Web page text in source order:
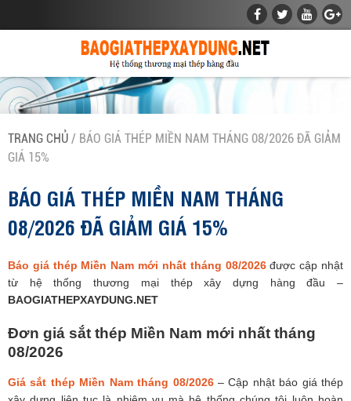
TRANG CHỦ / BÁO GIÁ THÉP MIỀN NAM THÁNG 08/2026 ĐÃ GIẢM
GIÁ 15%
BÁO GIÁ THÉP MIỀN NAM THÁNG
08/2026 ĐÃ GIẢM GIÁ 15%
Báo giá thép Miền Nam mới nhất tháng 08/2026được cập nhật
từ hệ thống thương mại thép xây dựng hàng đầu –
BAOGIATHEPXAYDUNG.NET
Đơn giá sắt thép Miền Nam mới nhất tháng
08/2026
Giá sắt thép Miền Nam tháng 08/2026– Cập nhật báo giá thép